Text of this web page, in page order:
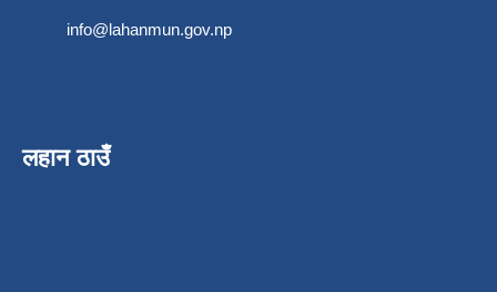
info@lahanmun.gov.np
लहान ठाउँ